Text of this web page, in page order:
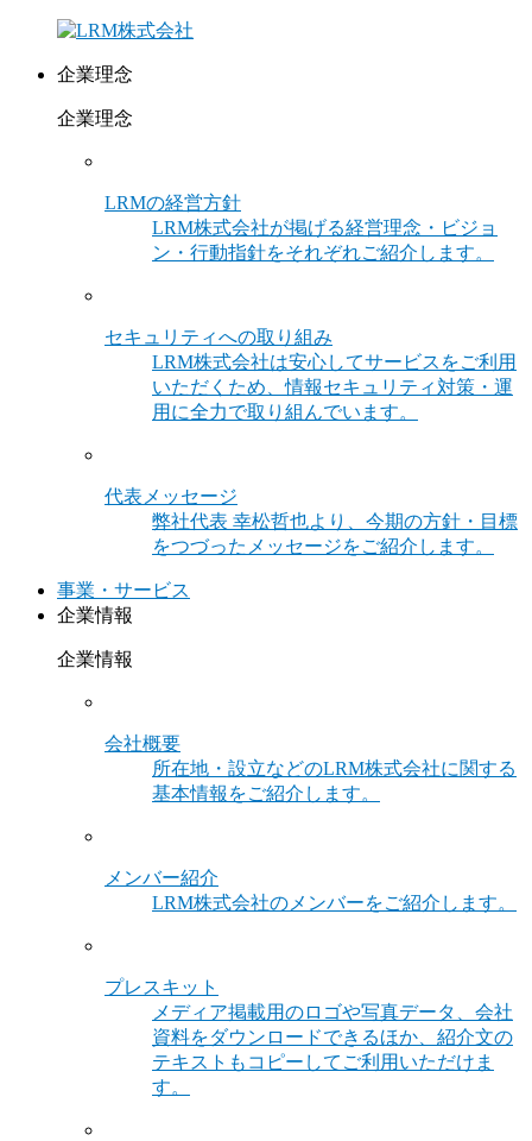
企業理念
企業理念
LRMの経営方針
LRM株式会社が掲げる経営理念・ビジョ
ン・行動指針をそれぞれご紹介します。
セキュリティへの取り組み
LRM株式会社は安心してサービスをご利用
いただくため、情報セキュリティ対策・運
用に全力で取り組んでいます。
代表メッセージ
弊社代表 幸松哲也より、今期の方針・目標
をつづったメッセージをご紹介します。
事業・サービス
企業情報
企業情報
会社概要
所在地・設立などのLRM株式会社に関する
基本情報をご紹介します。
メンバー紹介
LRM株式会社のメンバーをご紹介します。
プレスキット
メディア掲載用のロゴや写真データ、会社
資料をダウンロードできるほか、紹介文の
テキストもコピーしてご利用いただけま
す。